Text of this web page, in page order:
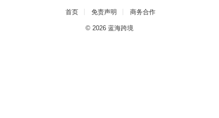
首页 免责声明 商务合作
© 2026 蓝海跨境